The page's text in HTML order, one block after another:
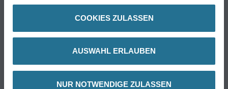
COOKIES ZULASSEN
AUSWAHL ERLAUBEN
NUR NOTWENDIGE ZULASSEN
Services